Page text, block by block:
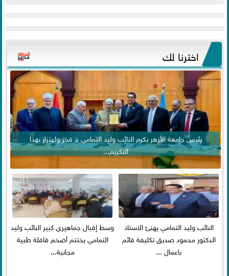
اخترنا لك
رئيس جامعة الأزهر يكرم النائب وليد التمامي .. فخر واعتزاز بهذا
التكريم...
النائب وليد التمامي يهنئ الاستاذ
الدكتور محمود صديق تكليفة قائم
باعمال ...
وسط إقبال جماهيري كبير النائب وليد
التمامي يختتم أضخم قافلة طبية
مجانية...